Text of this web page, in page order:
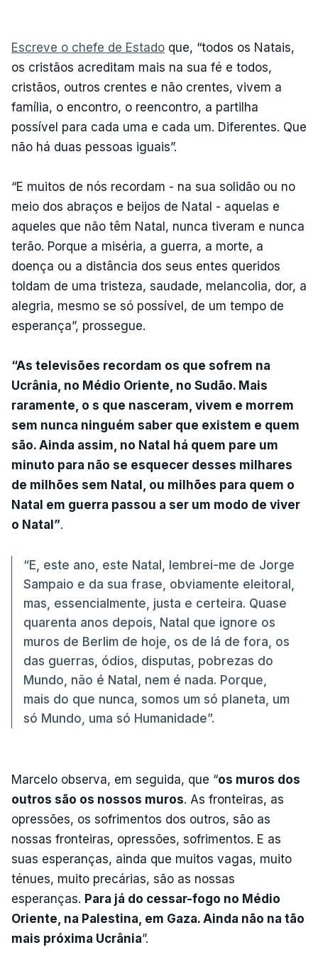
Escreve o chefe de Estado que, “todos os Natais,
os cristãos acreditam mais na sua fé e todos,
cristãos, outros crentes e não crentes, vivem a
família, o encontro, o reencontro, a partilha
possível para cada uma e cada um. Diferentes. Que
não há duas pessoas iguais”.
“E muitos de nós recordam - na sua solidão ou no
meio dos abraços e beijos de Natal - aquelas e
aqueles que não têm Natal, nunca tiveram e nunca
terão. Porque a miséria, a guerra, a morte, a
doença ou a distância dos seus entes queridos
toldam de uma tristeza, saudade, melancolia, dor, a
alegria, mesmo se só possível, de um tempo de
esperança”, prossegue.
“As televisões recordam os que sofrem na
Ucrânia, no Médio Oriente, no Sudão. Mais
raramente, o s que nasceram, vivem e morrem
sem nunca ninguém saber que existem e quem
são. Ainda assim, no Natal há quem pare um
minuto para não se esquecer desses milhares
de milhões sem Natal, ou milhões para quem o
Natal em guerra passou a ser um modo de viver
o Natal”.
“E, este ano, este Natal, lembrei-me de Jorge
Sampaio e da sua frase, obviamente eleitoral,
mas, essencialmente, justa e certeira. Quase
quarenta anos depois, Natal que ignore os
muros de Berlim de hoje, os de lá de fora, os
das guerras, ódios, disputas, pobrezas do
Mundo, não é Natal, nem é nada. Porque,
mais do que nunca, somos um só planeta, um
só Mundo, uma só Humanidade”.
Marcelo observa, em seguida, que “os muros dos
outros são os nossos muros. As fronteiras, as
opressões, os sofrimentos dos outros, são as
nossas fronteiras, opressões, sofrimentos. E as
suas esperanças, ainda que muitos vagas, muito
ténues, muito precárias, são as nossas
esperanças. Para já do cessar-fogo no Médio
Oriente, na Palestina, em Gaza. Ainda não na tão
mais próxima Ucrânia”.